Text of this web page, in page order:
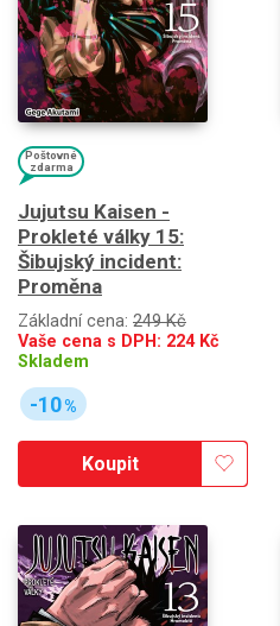
Poštovné
zdarma
Jujutsu Kaisen -
Prokleté války 15:
Šibujský incident:
Proměna
Základní cena: 249 Kč
Vaše cena s DPH: 224Kč
Skladem
-10%
Koupit